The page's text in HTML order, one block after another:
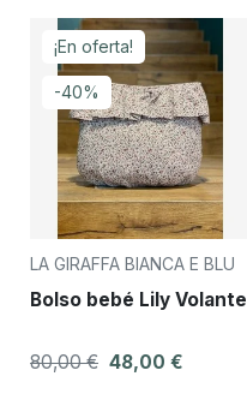
¡En oferta!
-40%
LA GIRAFFA BIANCA E BLU
Bolso bebé Lily Volante
80,00 € 48,00 €